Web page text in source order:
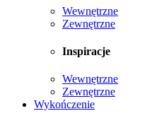
Wewnętrzne
Zewnętrzne
Inspiracje
Wewnętrzne
Zewnętrzne
Wykończenie